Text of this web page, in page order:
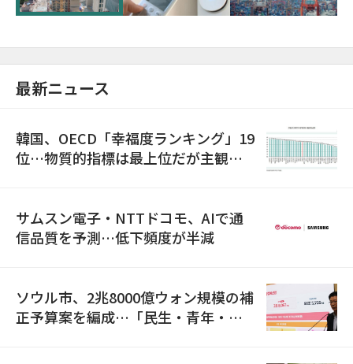
最新ニュース
韓国、OECD「幸福度ランキング」19
位…物質的指標は最上位だが主観的
サムスン電子・NTTドコモ、AIで通
信品質を予測…低下頻度が半減
ソウル市、2兆8000億ウォン規模の補
正予算案を編成…「民生・青年・安